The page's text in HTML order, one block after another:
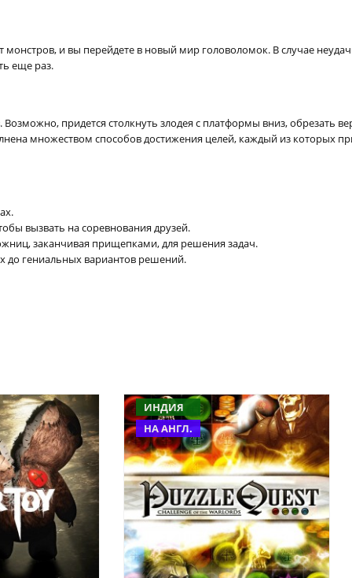
и вы перейдете в новый мир головоломок. В случае
еще раз.
придется столкнуть злодея с платформы вниз, обрезать
множеством способов достижения целей, каждый из которых
вызвать на соревнования друзей.
заканчивая прищепками, для решения задач.
гениальных вариантов решений.
ИНДИЯ
НА АНГЛ.